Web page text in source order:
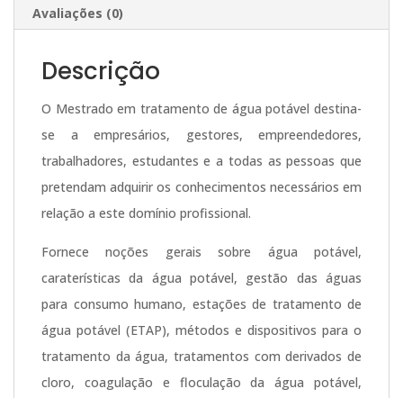
Potável
Avaliações (0)
Descrição
O Mestrado em tratamento de água potável destina-
se a empresários, gestores, empreendedores,
trabalhadores, estudantes e a todas as pessoas que
pretendam adquirir os conhecimentos necessários em
relação a este domínio profissional.
Fornece noções gerais sobre água potável,
caraterísticas da água potável, gestão das águas
para consumo humano, estações de tratamento de
água potável (ETAP), métodos e dispositivos para o
tratamento da água, tratamentos com derivados de
cloro, coagulação e floculação da água potável,